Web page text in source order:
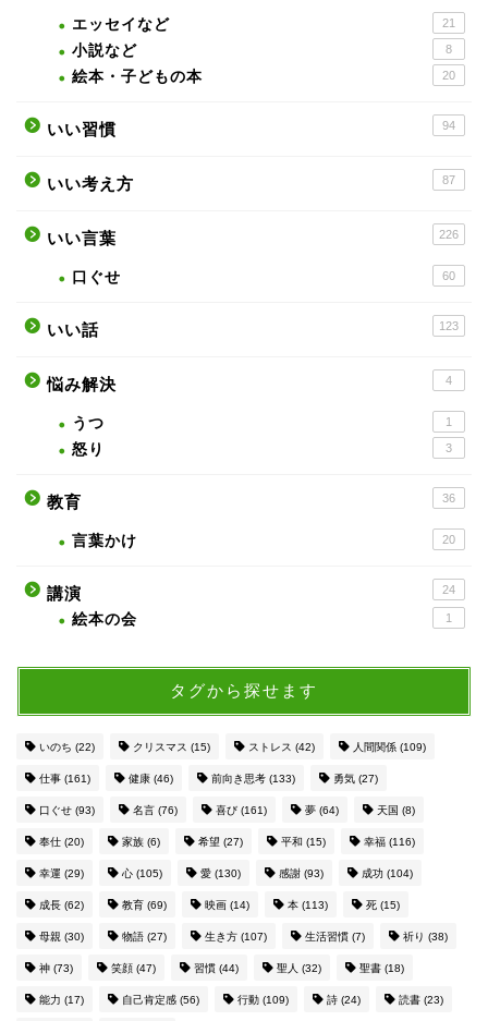
エッセイなど 21
小説など 8
絵本・子どもの本 20
いい習慣 94
いい考え方 87
いい言葉 226
口ぐせ 60
いい話 123
悩み解決 4
うつ 1
怒り 3
教育 36
言葉かけ 20
講演 24
絵本の会 1
タグから探せます
いのち (22) クリスマス (15) ストレス (42) 人間関係 (109)
仕事 (161) 健康 (46) 前向き思考 (133) 勇気 (27)
口ぐせ (93) 名言 (76) 喜び (161) 夢 (64) 天国 (8)
奉仕 (20) 家族 (6) 希望 (27) 平和 (15) 幸福 (116)
幸運 (29) 心 (105) 愛 (130) 感謝 (93) 成功 (104)
成長 (62) 教育 (69) 映画 (14) 本 (113) 死 (15)
母親 (30) 物語 (27) 生き方 (107) 生活習慣 (7) 祈り (38)
神 (73) 笑顔 (47) 習慣 (44) 聖人 (32) 聖書 (18)
能力 (17) 自己肯定感 (56) 行動 (109) 詩 (24) 読書 (23)